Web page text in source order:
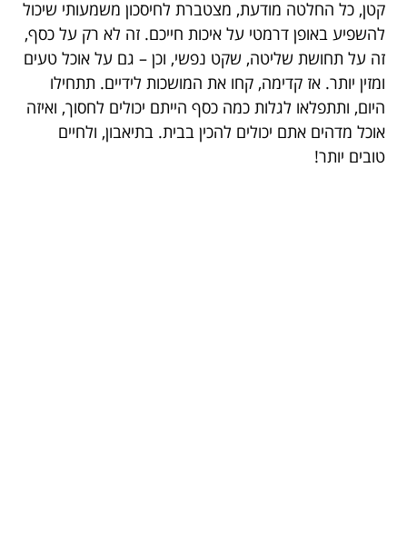
קטן, כל החלטה מודעת, מצטברת לחיסכון משמעותי שיכול
להשפיע באופן דרמטי על איכות חייכם. זה לא רק על כסף,
זה על תחושת שליטה, שקט נפשי, וכן – גם על אוכל טעים
ומזין יותר. אז קדימה, קחו את המושכות לידיים. תתחילו
היום, ותתפלאו לגלות כמה כסף הייתם יכולים לחסוך, ואיזה
אוכל מדהים אתם יכולים להכין בבית. בתיאבון, ולחיים
טובים יותר!